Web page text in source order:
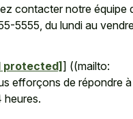
contacter notre équipe
5555, du lundi au
protected] ] ((mailto:
efforçons de répondre à
heures.